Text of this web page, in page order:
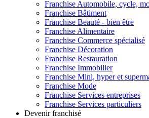
Franchise Automobile, cycle,
Franchise Bâtiment
Franchise Beauté - bien être
Franchise Alimentaire
Franchise Commerce spécialisé
Franchise Décoration
Franchise Restauration
Franchise Immobilier
Franchise Mini, hyper et
Franchise Mode
Franchise Services entreprises
Franchise Services particuliers
Devenir franchisé